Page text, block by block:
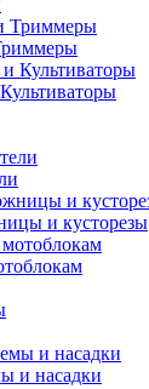
и кусторезы
и насадки